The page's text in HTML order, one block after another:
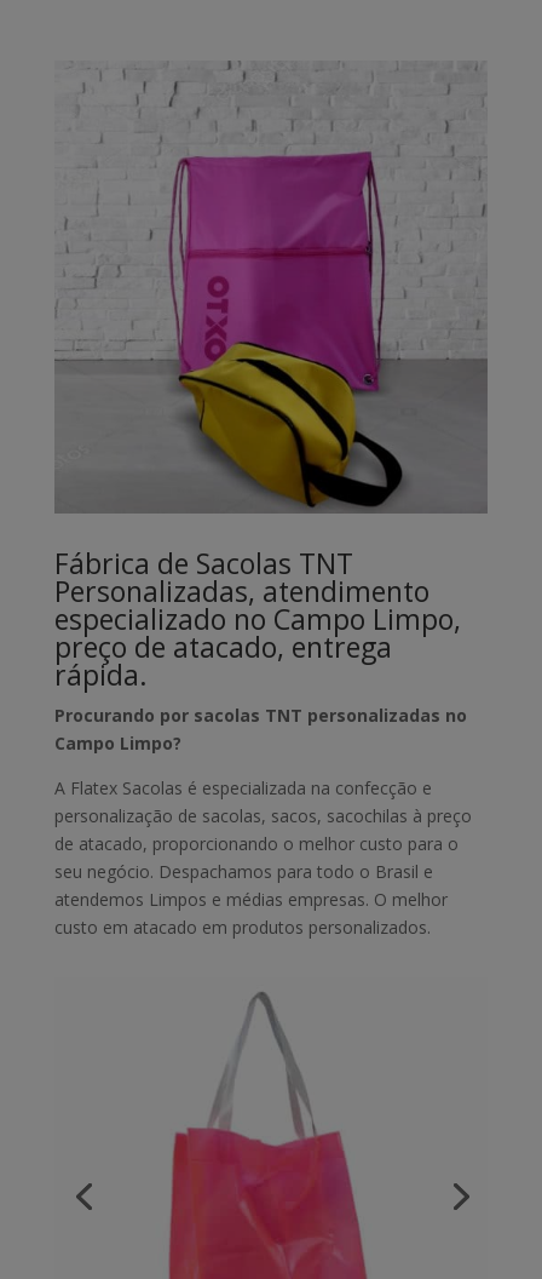
Fábrica de Sacolas TNT
Personalizadas, atendimento
especializado no Campo Limpo,
preço de atacado, entrega
rápida.
Procurando por sacolas TNT personalizadas no
Campo Limpo?
A Flatex Sacolas é especializada na confecção e
personalização de sacolas, sacos, sacochilas à preço
de atacado, proporcionando o melhor custo para o
seu negócio. Despachamos para todo o Brasil e
atendemos Limpos e médias empresas. O melhor
custo em atacado em produtos personalizados.